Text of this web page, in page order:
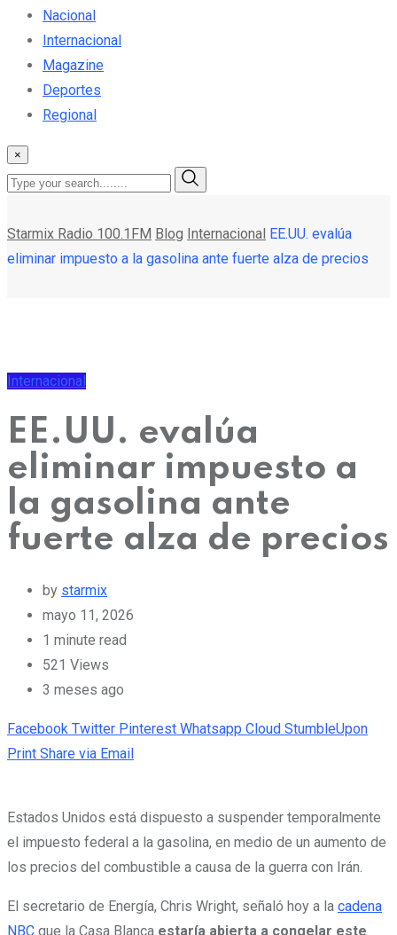
Nacional
Internacional
Magazine
Deportes
Regional
×
Starmix Radio 100.1FM Blog Internacional EE.UU. evalúa
eliminar impuesto a la gasolina ante fuerte alza de precios
Internacional
EE.UU. evalúa
eliminar impuesto a
la gasolina ante
fuerte alza de precios
by starmix
mayo 11, 2026
1 minute read
521 Views
3 meses ago
Facebook Twitter Pinterest Whatsapp Cloud StumbleUpon
Print Share via Email
Estados Unidos está dispuesto a suspender temporalmente
el impuesto federal a la gasolina, en medio de un aumento de
los precios del combustible a causa de la guerra con Irán.
El secretario de Energía, Chris Wright, señaló hoy a la cadena
NBC que la Casa Blanca estaría abierta a congelar este